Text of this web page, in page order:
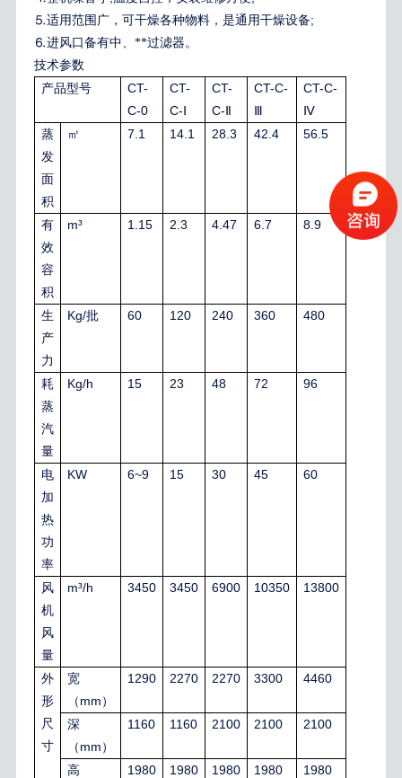
⒌适用范围广，可干燥各种物料，是通用干燥设备;
⒍进风口备有中、**过滤器。
技术参数
产品型号
CT-
C-0
CT-
C-
CT-
C-
CT-C- CT-C-
Ⅳ
蒸
发
面
积
㎡ 7.1 14.1 28.3 42.4 56.5
有
效
容
积
m³ 1.15 2.3 4.47 6.7 8.9
生
产
力
Kg/批 60 120 240 360 480
耗
蒸
汽
量
Kg/h 15 23 48 72 96
电
加
热
功
率
KW 6~9 15 30 45 60
风
机
风
量
m³/h 3450 3450 6900 10350 13800
外
形
尺
寸
宽
（ mm ）
1290 2270 2270 3300 4460
深
（ mm ）
1160 1160 2100 2100 2100
高
1980 1980 1980 1980 1980